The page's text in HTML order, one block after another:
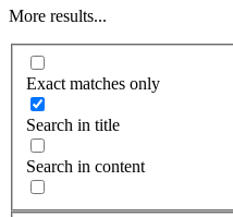
More results...
Exact matches only
Search in title
Search in content